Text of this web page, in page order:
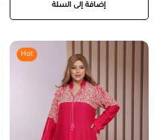
إضافة إلى السلة
Hot